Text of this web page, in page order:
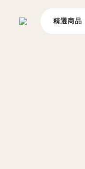
精選商品